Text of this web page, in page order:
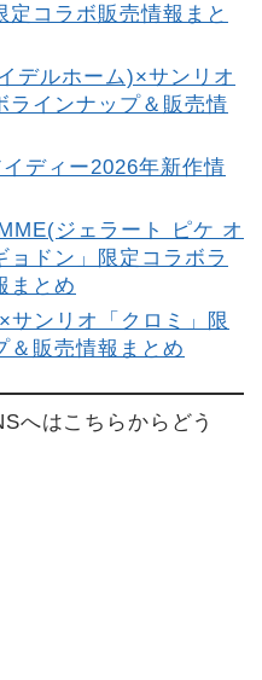
定コラボ販売情報まと
デルホーム)×サンリオ
ラインナップ＆販売情
ディー2026年新作情
ジェラート ピケ オ
ドン」限定コラボラ
まとめ
ンリオ「クロミ」限
＆販売情報まとめ
へはこちらからどう